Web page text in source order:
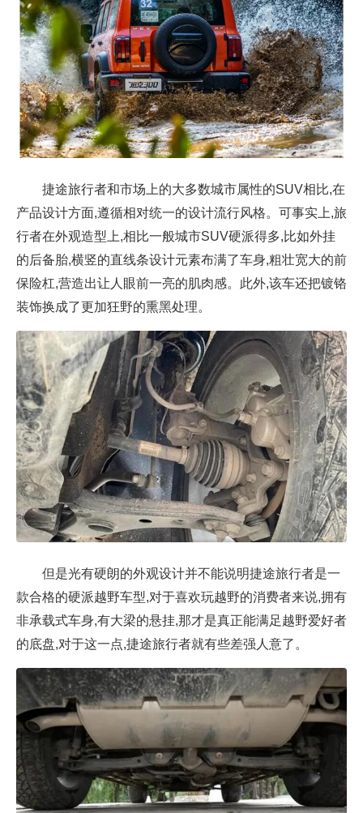
捷途旅行者和市场上的大多数城市属性的SUV相比,在
产品设计方面,遵循相对统一的设计流行风格。可事实上,旅
行者在外观造型上,相比一般城市SUV硬派得多,比如外挂
的后备胎,横竖的直线条设计元素布满了车身,粗壮宽大的前
保险杠,营造出让人眼前一亮的肌肉感。此外,该车还把镀铬
装饰换成了更加狂野的熏黑处理。
但是光有硬朗的外观设计并不能说明捷途旅行者是一
款合格的硬派越野车型,对于喜欢玩越野的消费者来说,拥有
非承载式车身,有大梁的悬挂,那才是真正能满足越野爱好者
的底盘,对于这一点,捷途旅行者就有些差强人意了。